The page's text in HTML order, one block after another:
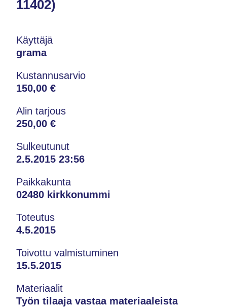
11402)
Käyttäjä
grama
Kustannusarvio
150,00 €
Alin tarjous
250,00 €
Sulkeutunut
2.5.2015 23:56
Paikkakunta
02480 kirkkonummi
Toteutus
4.5.2015
Toivottu valmistuminen
15.5.2015
Materiaalit
Työn tilaaja vastaa materiaaleista